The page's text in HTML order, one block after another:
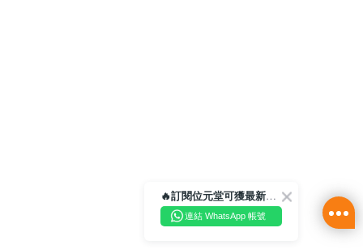
🔥訂閱位元堂可獲最新優惠及活動資訊🔥
連結 WhatsApp 帳號